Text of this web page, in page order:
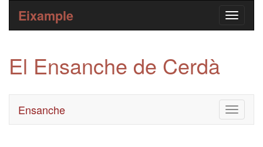
Eixample
El Ensanche de Cerdà
Toggle
Ensanche